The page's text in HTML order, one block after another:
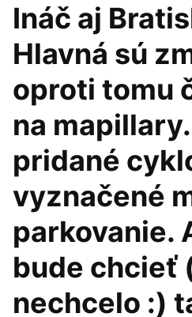
Ináč aj
Hlavná sú
oproti tomu
na
pridané
vyznačené
parkovanie.
bude chcieť
nechcelo :)